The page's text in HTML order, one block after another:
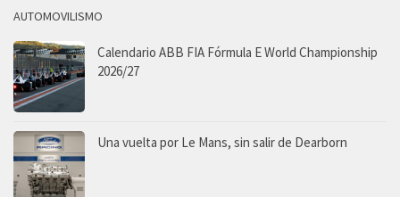
AUTOMOVILISMO
Calendario ABB FIA Fórmula E World Championship
2026/27
Una vuelta por Le Mans, sin salir de Dearborn